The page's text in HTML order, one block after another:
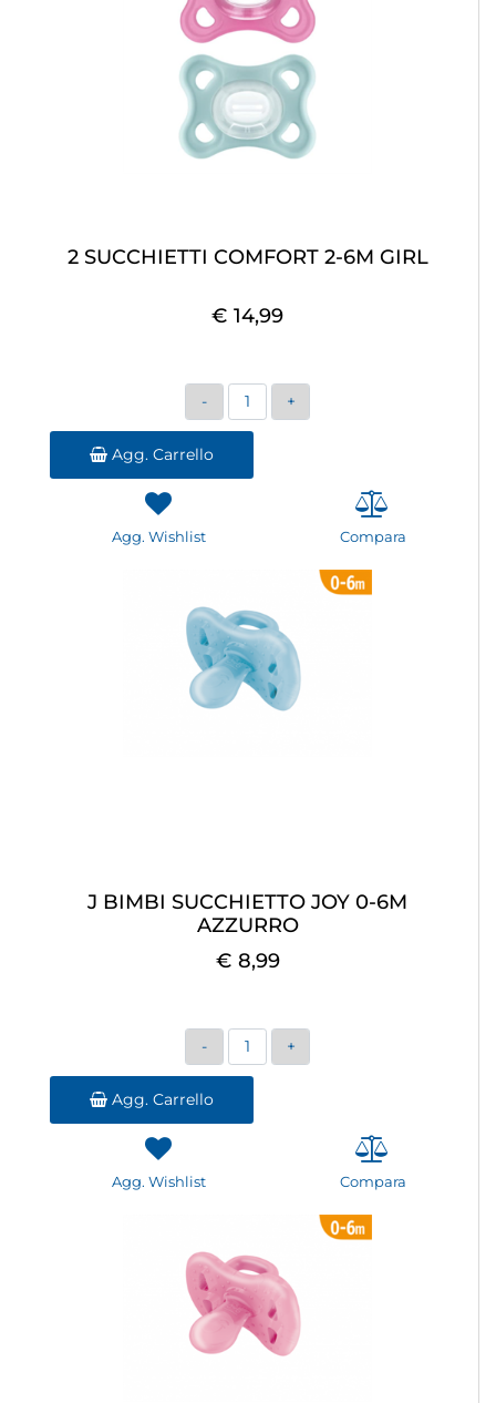
2 SUCCHIETTI COMFORT 2-6M GIRL
€ 14,99
Quantità
Agg. Carrello
Agg. Wishlist Compara
J BIMBI SUCCHIETTO JOY 0-6M
AZZURRO
€ 8,99
Quantità
Agg. Carrello
Agg. Wishlist Compara